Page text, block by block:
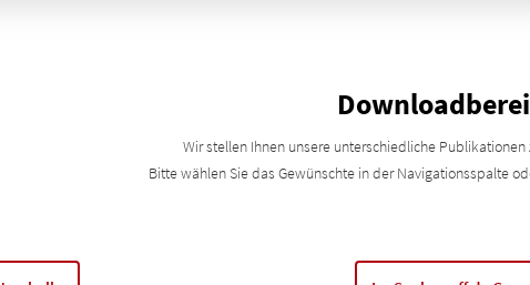
Wir stellen Ihnen unsere unterschiedliche
Bitte wählen Sie das Gewünschte in der Navigationsspalte